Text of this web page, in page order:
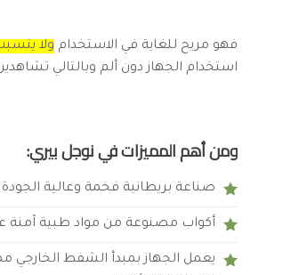
فهو مريح للغاية في الاستخدام ولا
استخدام الجهاز دون ألم وبالتالي
ومن أهم المميزات في نوجل بيري:
صناعة بريطانية فخمة وعالية
أكواب مصنوعة من مواد طبية آمنة
يعمل الجهاز بمبدأ الشفط الخارجي